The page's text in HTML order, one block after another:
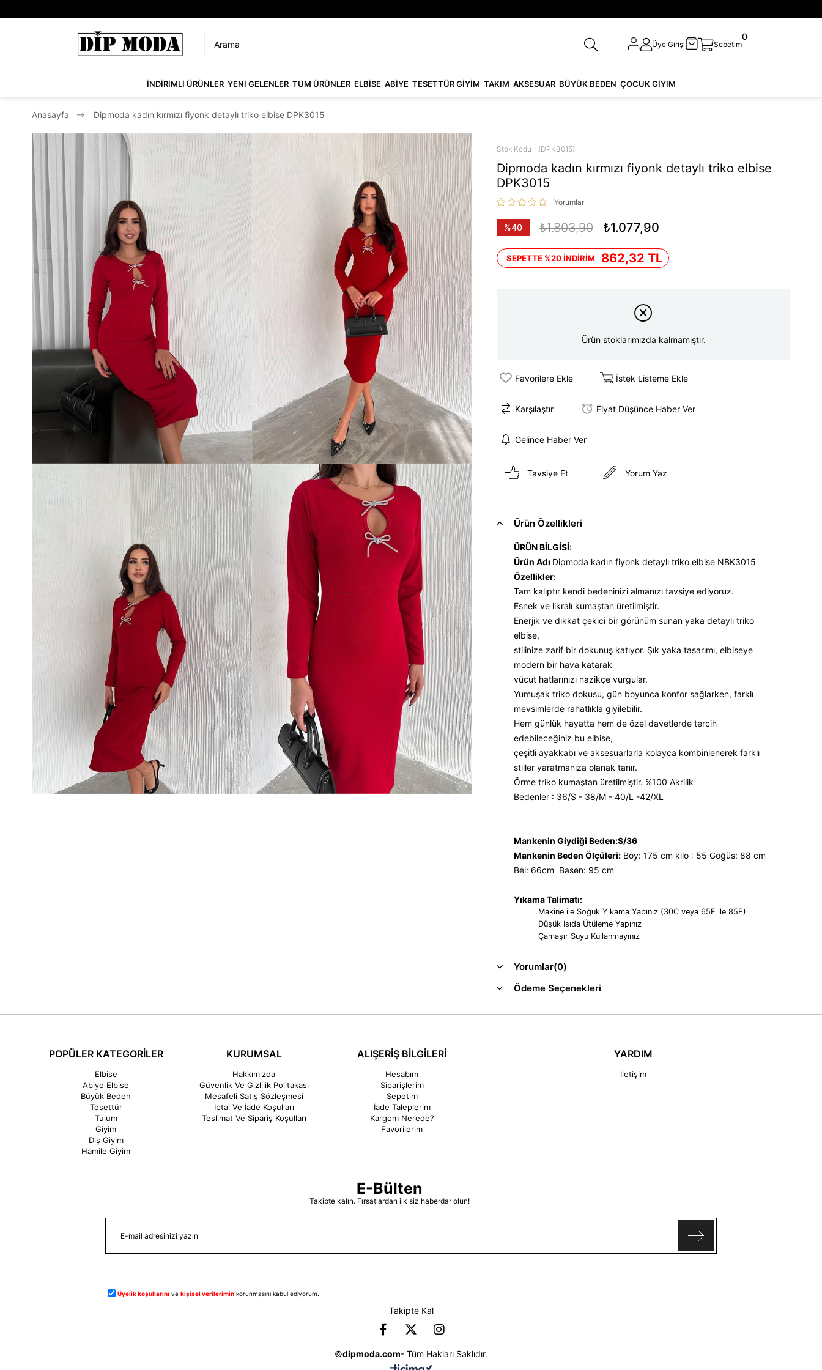
Üye Girişi Sepetim
0
İNDİRİMLİ ÜRÜNLER YENİ GELENLER TÜM ÜRÜNLER ELBİSE ABİYE TESETTÜR GİYİM TAKIM AKSESUAR BÜYÜK BEDEN ÇOCUK GİYİM
Anasayfa Dipmoda kadın kırmızı fiyonk detaylı triko elbise DPK3015
Stok Kodu (DPK3015)
Dipmoda kadın kırmızı fiyonk detaylı triko elbise
DPK3015
Yorumlar
%40
₺1.803,90 ₺1.077,90
SEPETTE %20 İNDİRİM 862,32 TL
Ürün stoklarımızda kalmamıştır.
Favorilere Ekle İstek Listeme Ekle
Karşılaştır Fiyat Düşünce Haber Ver
Gelince Haber Ver
Tavsiye Et Yorum Yaz
Ürün Özellikleri
ÜRÜN BİLGİSİ:
Ürün Adı Dipmoda kadın fiyonk detaylı triko elbise NBK3015
Özellikler:
Tam kalıptır kendi bedeninizi almanızı tavsiye ediyoruz.
Esnek ve likralı kumaştan üretilmiştir.
Enerjik ve dikkat çekici bir görünüm sunan yaka detaylı triko
elbise,
stilinize zarif bir dokunuş katıyor. Şık yaka tasarımı, elbiseye
modern bir hava katarak
vücut hatlarınızı nazikçe vurgular.
Yumuşak triko dokusu, gün boyunca konfor sağlarken, farklı
mevsimlerde rahatlıkla giyilebilir.
Hem günlük hayatta hem de özel davetlerde tercih
edebileceğiniz bu elbise,
çeşitli ayakkabı ve aksesuarlarla kolayca kombinlenerek farklı
stiller yaratmanıza olanak tanır.
Örme triko kumaştan üretilmiştir. %100 Akrilik
Bedenler : 36/S - 38/M - 40/L -42/XL
Mankenin Giydiği Beden:S/36
Mankenin Beden Ölçüleri: Boy: 175 cm kilo : 55 Göğüs: 88 cm
Bel: 66cm Basen: 95 cm
Yıkama Talimatı:
Makine ile Soğuk Yıkama Yapınız (30C veya 65F ile 85F)
Düşük Isıda Ütüleme Yapınız
Çamaşır Suyu Kullanmayınız
Yorumlar(0)
Ödeme Seçenekleri
POPÜLER KATEGORİLER
Elbise
Abiye Elbise
Büyük Beden
Tesettür
Tulum
Giyim
Dış Giyim
Hamile Giyim
KURUMSAL
Hakkımızda
Güvenlik Ve Gizlilik Politakası
Mesafeli Satış Sözleşmesi
İptal Ve İade Koşulları
Teslimat Ve Sipariş Koşulları
ALIŞERİŞ BİLGİLERİ
Hesabım
Siparişlerim
Sepetim
İade Taleplerim
Kargom Nerede?
Favorilerim
YARDIM
İletişim
E-Bülten
Takipte kalın. Fırsatlardan ilk siz haberdar olun!
Üyelik koşullarını ve kişisel verilerimin korunmasını kabul ediyorum.
Takipte Kal
©dipmoda.com- Tüm Hakları Saklıdır.